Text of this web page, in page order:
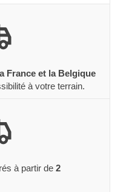
France et la Belgique
à votre terrain.
à partir de 2